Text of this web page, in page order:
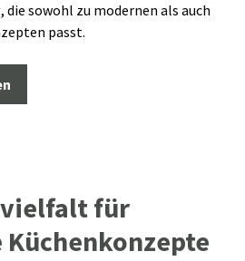
sowohl zu modernen als auch
passt.
für